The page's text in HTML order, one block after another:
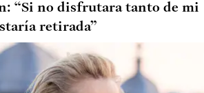
“Si no disfrutara tanto de mi
retirada”